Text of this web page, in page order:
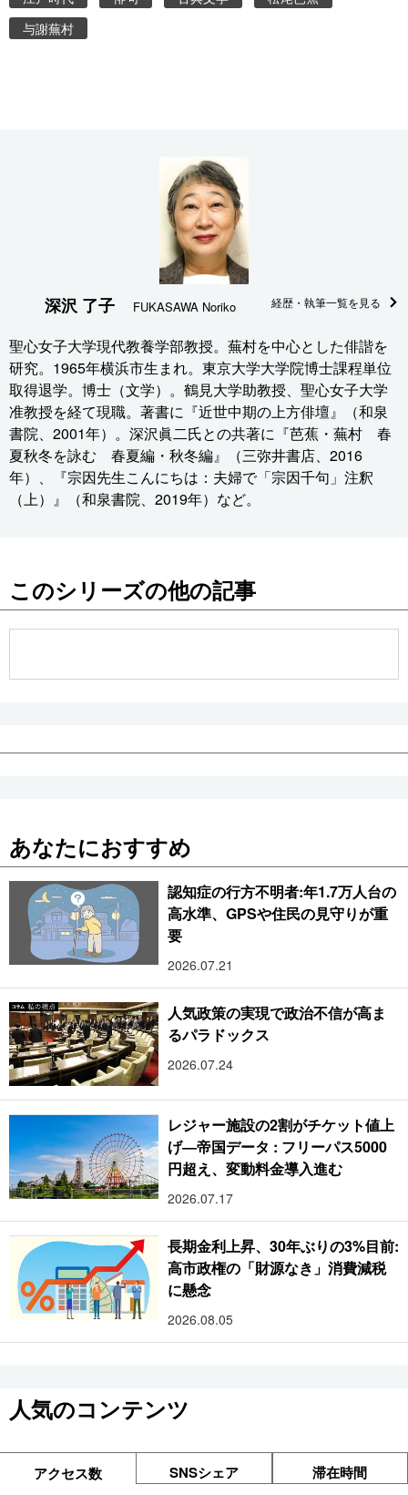
与謝蕪村
深沢 了子 FUKASAWA Noriko 経歴・執筆一覧を見る
聖心女子大学現代教養学部教授。蕪村を中心とした俳諧を
研究。1965年横浜市生まれ。東京大学大学院博士課程単位
取得退学。博士（文学）。鶴見大学助教授、聖心女子大学
准教授を経て現職。著書に『近世中期の上方俳壇』（和泉
書院、2001年）。深沢眞二氏との共著に『芭蕉・蕪村 春
夏秋冬を詠む 春夏編・秋冬編』（三弥井書店、2016
年）、『宗因先生こんにちは：夫婦で「宗因千句」注釈
（上）』（和泉書院、2019年）など。
このシリーズの他の記事
あなたにおすすめ
認知症の行方不明者:年1.7万人台の
高水準、GPSや住民の見守りが重
要
2026.07.21
人気政策の実現で政治不信が高ま
るパラドックス
2026.07.24
レジャー施設の2割がチケット値上
げ―帝国データ : フリーパス5000
円超え、変動料金導入進む
2026.07.17
長期金利上昇、30年ぶりの3%目前:
高市政権の「財源なき」消費減税
に懸念
2026.08.05
人気のコンテンツ
アクセス数 SNSシェア 滞在時間